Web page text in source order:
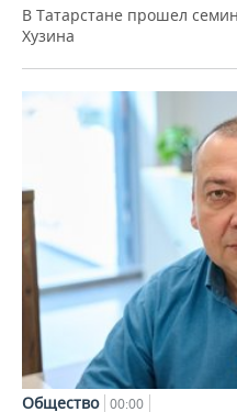
В Татарстане прошел
Хузина
Общество 00:00